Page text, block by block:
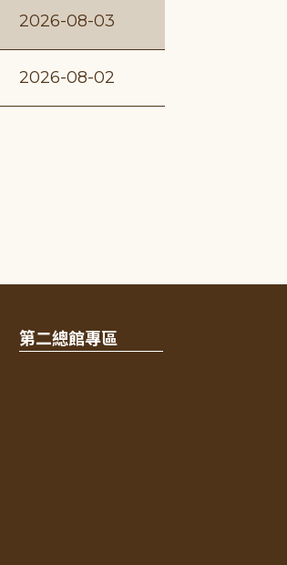
2026-08-03
2026-08-02
第二總館專區